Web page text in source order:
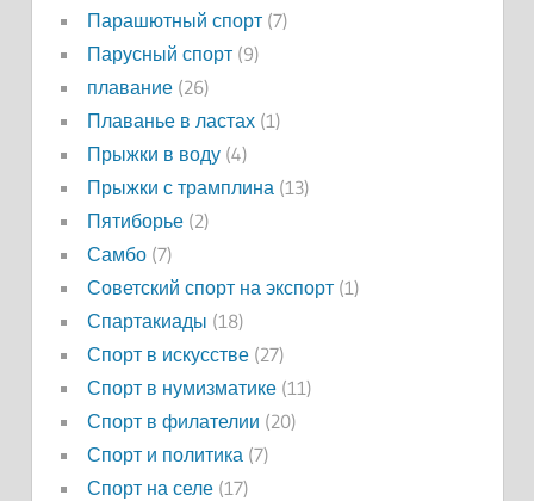
Парашютный спорт(7)
Парусный спорт(9)
плавание(26)
Плаванье в ластах(1)
Прыжки в воду(4)
Прыжки с трамплина (13)
Пятиборье(2)
Самбо(7)
Советский спорт на экспорт(1)
Спартакиады (18)
Спорт в искусстве(27)
Спорт в нумизматике(11)
Спорт в филателии (20)
Спорт и политика (7)
Спорт на селе(17)